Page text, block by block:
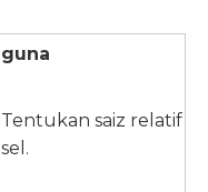
guna
Tentukan saiz relatif
sel.